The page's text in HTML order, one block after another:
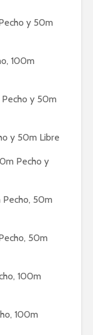
y 50m
100m
y 50m
y 50m Libre
Pecho y
Pecho, 50m
50m
100m
100m